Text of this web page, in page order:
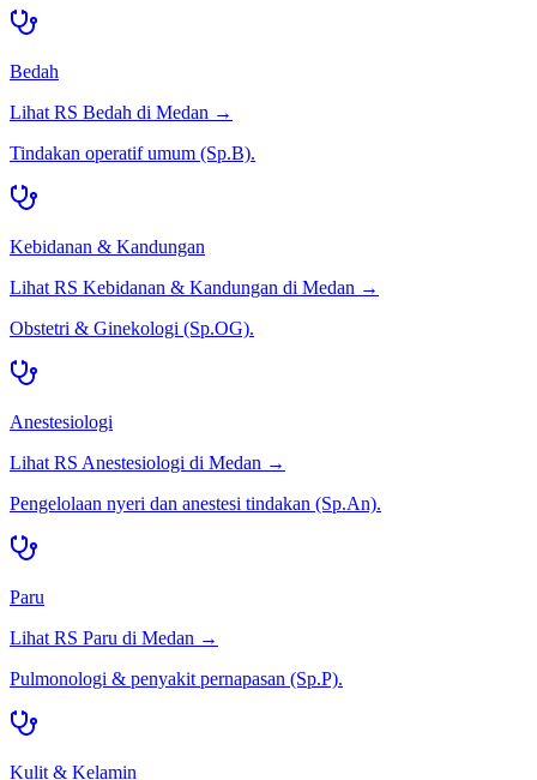
Bedah
Lihat RS Bedah di Medan →
Tindakan operatif umum (Sp.B).
Kebidanan & Kandungan
Lihat RS Kebidanan & Kandungan di Medan →
Obstetri & Ginekologi (Sp.OG).
Anestesiologi
Lihat RS Anestesiologi di Medan →
Pengelolaan nyeri dan anestesi tindakan (Sp.An).
Paru
Lihat RS Paru di Medan →
Pulmonologi & penyakit pernapasan (Sp.P).
Kulit & Kelamin